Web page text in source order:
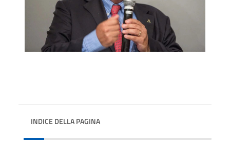
INDICE DELLA PAGINA